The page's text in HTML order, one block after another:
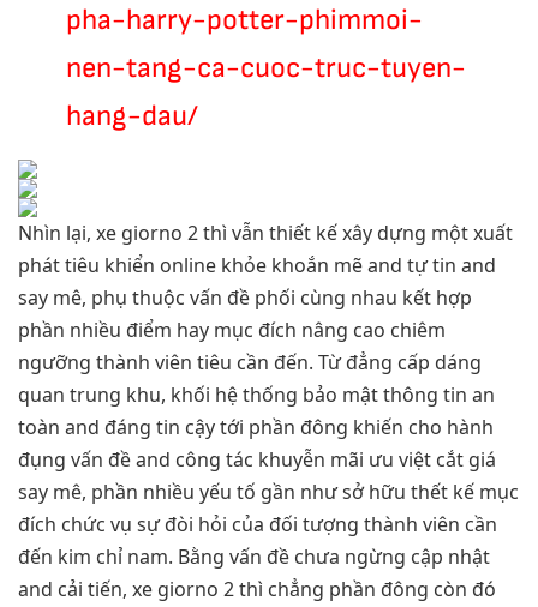
pha-harry-potter-phimmoi-
nen-tang-ca-cuoc-truc-tuyen-
hang-dau/
Nhìn lại, xe giorno 2 thì vẫn thiết kế xây dựng một xuất
phát tiêu khiển online khỏe khoắn mẽ and tự tin and
say mê, phụ thuộc vấn đề phối cùng nhau kết hợp
phần nhiều điểm hay mục đích nâng cao chiêm
ngưỡng thành viên tiêu cần đến. Từ đẳng cấp dáng
quan trung khu, khối hệ thống bảo mật thông tin an
toàn and đáng tin cậy tới phần đông khiến cho hành
đụng vấn đề and công tác khuyễn mãi ưu việt cắt giá
say mê, phần nhiều yếu tố gần như sở hữu thết kế mục
đích chức vụ sự đòi hỏi của đối tượng thành viên cần
đến kim chỉ nam. Bằng vấn đề chưa ngừng cập nhật
and cải tiến, xe giorno 2 thì chẳng phần đông còn đó